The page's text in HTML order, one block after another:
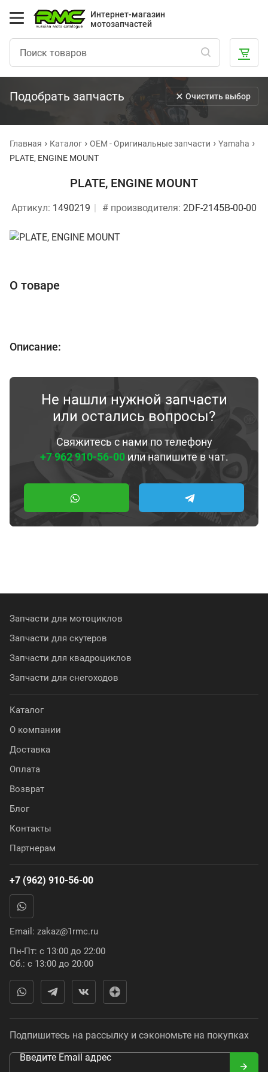
Интернет-магазин
мотозапчастей
Подобрать запчасть Очистить выбор
Главная Каталог OEM - Оригинальные запчасти
Yamaha
PLATE, ENGINE MOUNT
PLATE, ENGINE MOUNT
Артикул: 1490219 # производителя: 2DF-2145B-00-00
О товаре
Описание:
Не нашли нужной запчасти
или остались вопросы?
Свяжитесь с нами по телефону
+7 962 910-56-00или напишите в чат.
Запчасти для мотоциклов
Запчасти для скутеров
Запчасти для квадроциклов
Запчасти для снегоходов
Каталог
О компании
Доставка
Оплата
Возврат
Блог
Контакты
Партнерам
+7 (962) 910-56-00
Email: zakaz@1rmc.ru
Пн-Пт: с 13:00 до 22:00
Сб.: с 13:00 до 20:00
Подпишитесь на рассылку и сэкономьте на покупках
Введите Email адрес